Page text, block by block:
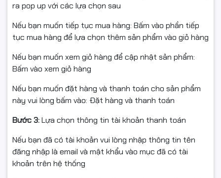
🎯 Ưu điểm nổi bật
✔ Tốc độ Wi-Fi lên đến 3.6Gbps – đáp ứng xem phim 8K,
chơi game online mượt mà, học tập – làm việc trực
tuyến không giật lag.
✔ Hỗ trợ cổng 2.5Gbps – khai thác tối đa băng thông
✔ Công nghệ MLO, Beamforming, MU-MIMO – đảm bảo
kết nối ổn định, xuyên tường tốt, nhiều thiết bị vẫn
mượt.
ra pop up với các lựa chọn sau
Nếu bạn muốn tiếp tục mua hàng: Bấm vào phần tiếp
tục mua hàng để lựa chọn thêm sản phẩm vào giỏ hàng
Nếu bạn muốn xem giỏ hàng để cập nhật sản phẩm:
Bấm vào xem giỏ hàng
Nếu bạn muốn đặt hàng và thanh toán cho sản phẩm
này vui lòng bấm vào: Đặt hàng và thanh toán
Bước 3:Lựa chọn thông tin tài khoản thanh toán
Nếu bạn đã có tài khoản vui lòng nhập thông tin tên
đăng nhập là email và mật khẩu vào mục đã có tài
khoản trên hệ thống